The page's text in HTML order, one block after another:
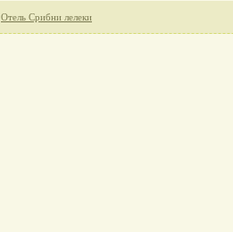
Отель Срибни лелеки